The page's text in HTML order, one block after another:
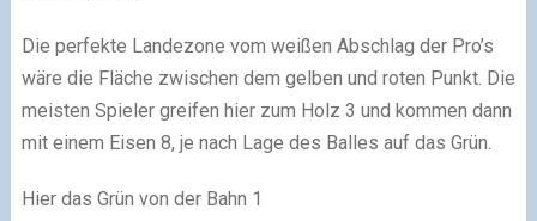
Die perfekte Landezone vom weißen Abschlag der Pro’s
wäre die Fläche zwischen dem gelben und roten Punkt. Die
meisten Spieler greifen hier zum Holz 3 und kommen dann
mit einem Eisen 8, je nach Lage des Balles auf das Grün.
Hier das Grün von der Bahn 1